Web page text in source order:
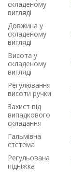
складеному
вигляді
Довжина у
складеному
вигляді
Висота у
складеному
вигляді
Регулювання
висоти ручки
Захист від
випадкового
складання
Гальмівна
стстема
Регульована
підніжка